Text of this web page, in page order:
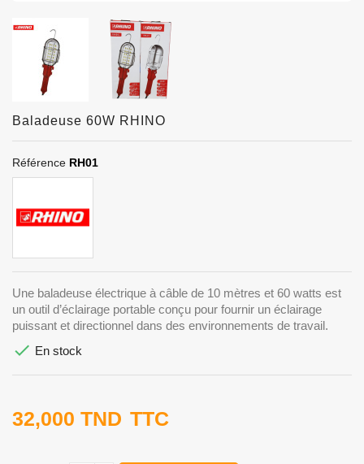
Baladeuse 60W RHINO
Référence RH01
Une baladeuse électrique à câble de 10 mètres et 60 watts est
un outil d’éclairage portable conçu pour fournir un éclairage
puissant et directionnel dans des environnements de travail.
 En stock
32,000 TND TTC